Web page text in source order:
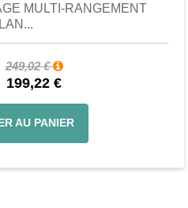
MULTI-RANGEMENT
249,02 €
199,22 €
AU PANIER